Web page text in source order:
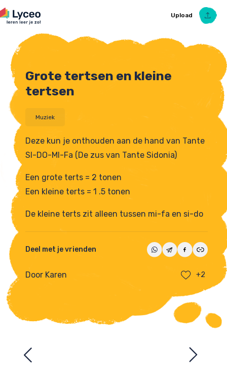
Upload
Upload Ezelsbruggetje
Grote tertsen en kleine
tertsen
Muziek
Deze kun je onthouden aan de hand van Tante
SI-DO-MI-Fa (De zus van Tante Sidonia)
Een grote terts = 2 tonen
Een kleine terts = 1 .5 tonen
De kleine terts zit alleen tussen mi-fa en si-do
Deel met je vrienden
Door Karen +2
Ezelsbruggetjes
navigatie